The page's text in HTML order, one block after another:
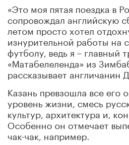
«Это моя пятая поездка в
сопровождал английскую
летом просто хотел
изнурительной работы на
футболу, ведь я – главный
«Матабелеленда» из
рассказывает англичанин
Казань превзошла все его
уровень жизни, смесь
культур, архитектура и,
Особенно он отмечает
чак-чак, например.